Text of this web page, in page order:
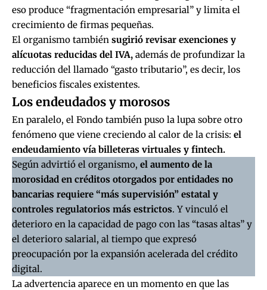
eso produce “fragmentación empresarial” y limita el
crecimiento de firmas pequeñas.
El organismo también sugirió revisar exenciones y
alícuotas reducidas del IVA, además de profundizar la
reducción del llamado “gasto tributario”, es decir, los
beneficios fiscales existentes.
Los endeudados y morosos
En paralelo, el Fondo también puso la lupa sobre otro
fenómeno que viene creciendo al calor de la crisis: el
endeudamiento vía billeteras virtuales y fintech.
Según advirtió el organismo, el aumento de la
morosidad en créditos otorgados por entidades no
bancarias requiere “más supervisión” estatal y
controles regulatorios más estrictos. Y vinculó el
deterioro en la capacidad de pago con las “tasas altas” y
el deterioro salarial, al tiempo que expresó
preocupación por la expansión acelerada del crédito
digital.
La advertencia aparece en un momento en que las